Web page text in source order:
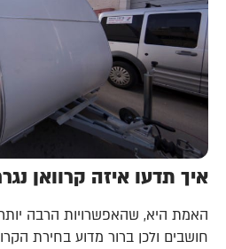
איך תדעו איזה קרוואן
האמת היא, שהאפשרויות הרבה
חושבים ולכן ברור מדוע בחירת